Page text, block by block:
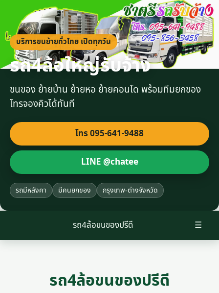
บริการขนย้ายทั่วไทย เปิดทุกวัน
รถ4ล้อใหญ่รับจ้าง
ขนของ ย้ายบ้าน ย้ายหอ ย้ายคอนโด พร้อมทีมยกของ
โทรจองคิวได้ทันที
โทร 095-641-9488
LINE @chatee
รถมีหลังคา มีคนยกของ กรุงเทพ-ต่างจังหวัด
☰
รถ4ล้อขนของปรีดี
รถ4ล้อขนของปรีดี